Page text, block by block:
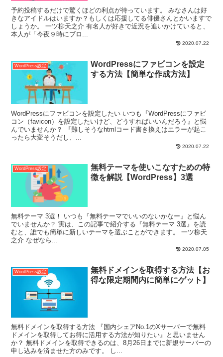
予約投稿するだけで驚くほどの利点が待っています。 みなさんは好
きなアイドルはいますか？もしくは応援してる俳優さんとかいますで
しょうか。 一ツ柳天之介 有名人が好きで近況を追いかけていると、
本人が「今夜９時にブロ...
2020.07.22
WordPress設定
WordPressにファビコンを設定
する方法【簡単な作成方法】
WordPressにファビコンを設定したい いつも『WordPressにファビ
コン（favicon）を設定したいけど、どうすればいいんだろう』と悩
んでいませんか？ 『難しそうなhtmlコード書き換えはエラーが起こ
ったら大変そうだし、...
2020.07.22
WordPress設定
無料テーマを使いこなすための特
徴を解説【WordPress】3選
無料テーマ 3選！ いつも『無料テーマでいいのないかなー』と悩ん
でいませんか？ 実は、この記事で紹介する『無料テーマ 3選』を読
むと、誰でも簡単に新しいテーマを選ぶことができます。 一ツ柳天
之介 なぜなら...
2020.07.05
WordPress設定
無料ドメインを取得する方法【お
得な限定期間内に簡単にゲット】
無料ドメインを取得する方法 『国内シェアNo.1のXサーバーで無料
ドメインを取得してお得に活用する方法が知りたい』と思いません
か？ 無料ドメインを取得できるのは、8月26日までに新規サーバーの
申し込みを済ませた方のみです。 し...